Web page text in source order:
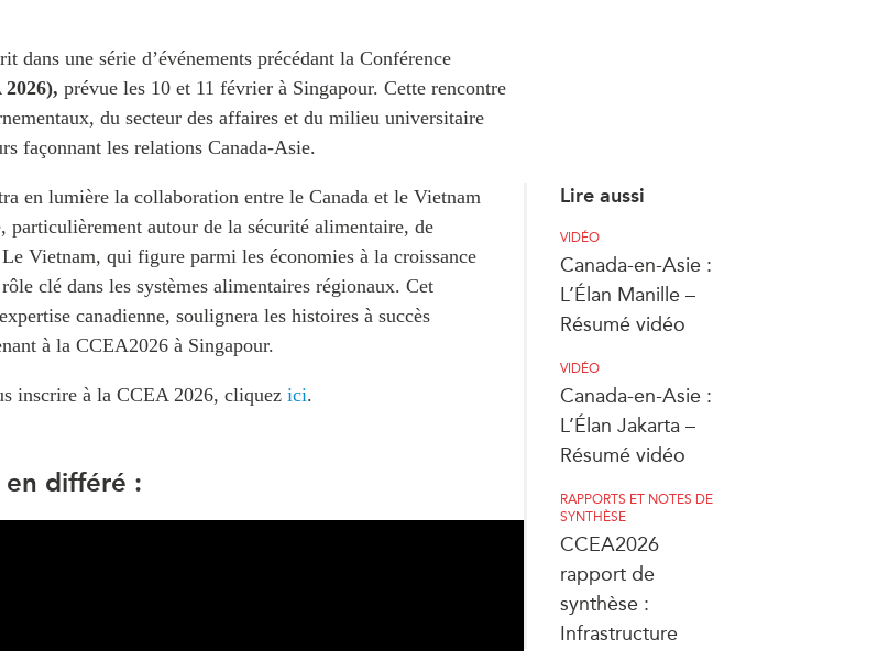
dans une série d’événements précédant la Conférence
prévue les 10 et 11 février à Singapour. Cette rencontre
du secteur des affaires et du milieu universitaire
façonnant les relations Canada-Asie.
Lire aussi
VIDÉO
Canada-en-Asie :
L’Élan Manille –
Résumé vidéo
VIDÉO
Canada-en-Asie :
L’Élan Jakarta –
Résumé vidéo
RAPPORTS ET NOTES DE
SYNTHÈSE
CCEA2026
rapport de
synthèse :
Infrastructure
en lumière la collaboration entre le Canada et le Vietnam
particulièrement autour de la sécurité alimentaire, de
Vietnam, qui figure parmi les économies à la croissance
clé dans les systèmes alimentaires régionaux. Cet
canadienne, soulignera les histoires à succès
à la CCEA2026 à Singapour.
inscrire à la CCEA 2026, cliquez ici.
en différé :